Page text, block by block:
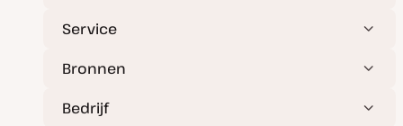
Service
Bronnen
Bedrijf